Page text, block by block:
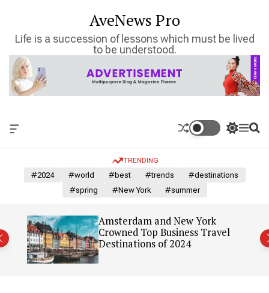
n
AveNews Pro
Life is a succession of lessons which must be lived
to be understood.
O
S
c
o
r
M S
TRENDING
#2024 #world #best #trends
#destinations
#spring
#New York #summer
Amsterdam and New York
Crowned Top Business Travel
Destinations of 2024